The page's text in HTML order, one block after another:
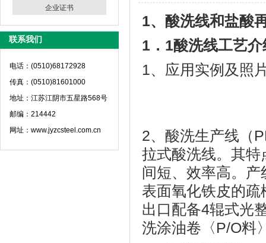
企业证书
联系我们
电话：(0510)68172928
传真：(0510)81601000
地址：江苏江阴市五星路568号
邮编：214442
网址：www.jyzcsteel.com.cn
1、酸洗线和盐酸
1 ． 1酸洗线工艺介
1、应用实例及照
2、酸洗生产线（
拉式酸洗线。其
间短、效率高。
表面氧化铁皮的
出口配备4辊式光
洗涂油卷〈P/O料